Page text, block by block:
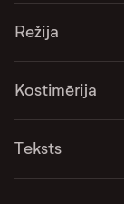
Režija
Kostimērija
Teksts